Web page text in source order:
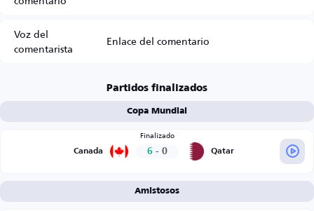
Voz del
comentarista Enlace del comentario
Partidos finalizados
Copa Mundial
Canada
Finalizado
6 - 0 Qatar
Amistosos